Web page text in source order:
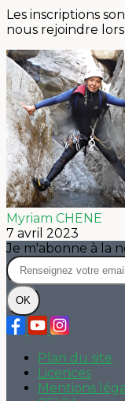
Les inscriptions
nous rejoindre lors
Myriam CHENE
7 avril 2023
Je m'abonne à la
OK
Plan du site
Licences
Mentions